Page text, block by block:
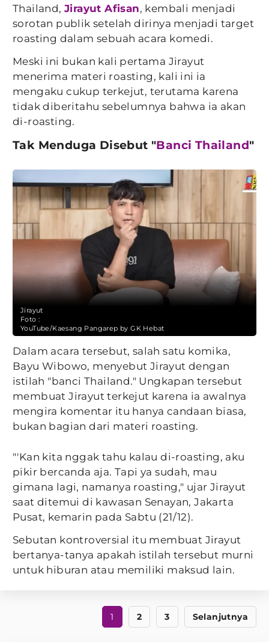
Thailand,Jirayut Afisan, kembali menjadi
sorotan publik setelah dirinya menjadi target
roasting dalam sebuah acara komedi.
Meski ini bukan kali pertama Jirayut
menerima materi roasting, kali ini ia
mengaku cukup terkejut, terutama karena
tidak diberitahu sebelumnya bahwa ia akan
di-roasting.
Tak Menduga Disebut "Banci Thailand"
Jirayut
Foto :
YouTube/Kaesang Pangarep by GK Hebat
Dalam acara tersebut, salah satu komika,
Bayu Wibowo, menyebut Jirayut dengan
istilah "banci Thailand." Ungkapan tersebut
membuat Jirayut terkejut karena ia awalnya
mengira komentar itu hanya candaan biasa,
bukan bagian dari materi roasting.
"'Kan kita nggak tahu kalau di-roasting, aku
pikir bercanda aja. Tapi ya sudah, mau
gimana lagi, namanya roasting," ujar Jirayut
saat ditemui di kawasan Senayan, Jakarta
Pusat, kemarin pada Sabtu (21/12).
Sebutan kontroversial itu membuat Jirayut
bertanya-tanya apakah istilah tersebut murni
untuk hiburan atau memiliki maksud lain.
1 2 3 Selanjutnya